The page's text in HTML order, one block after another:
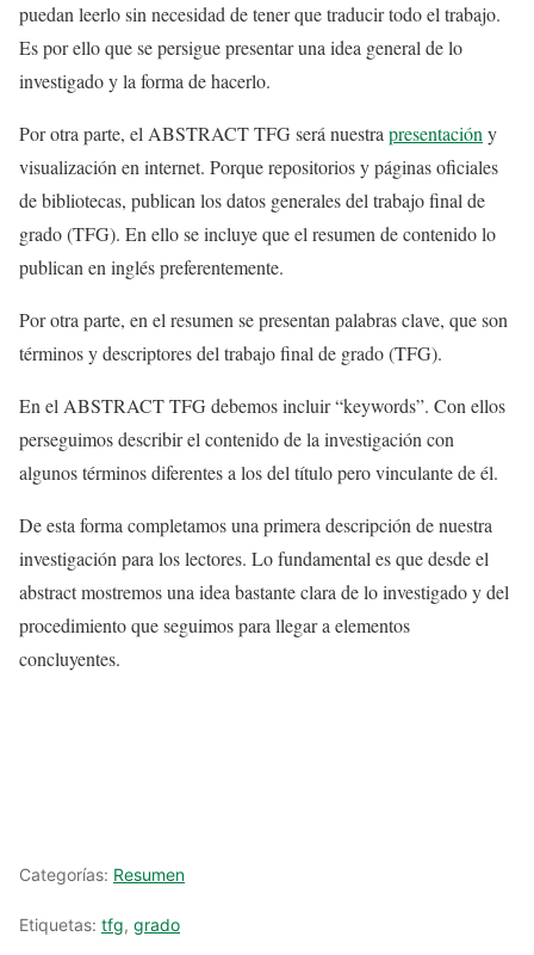
puedan leerlo sin necesidad de tener que traducir todo el trabajo.
Es por ello que se persigue presentar una idea general de lo
investigado y la forma de hacerlo.
Por otra parte, el ABSTRACT TFG será nuestrapresentacióny
visualización en internet. Porque repositorios y páginas oficiales
de bibliotecas, publican los datos generales del trabajo final de
grado (TFG). En ello se incluye que el resumen de contenido lo
publican en inglés preferentemente.
Por otra parte, en el resumen se presentan palabras clave, que son
términos y descriptores del trabajo final de grado (TFG).
En el ABSTRACT TFG debemos incluir “keywords”. Con ellos
perseguimos describir el contenido de la investigación con
algunos términos diferentes a los del título pero vinculante de él.
De esta forma completamos una primera descripción de nuestra
investigación para los lectores. Lo fundamental es que desde el
abstract mostremos una idea bastante clara de lo investigado y del
procedimiento que seguimos para llegar a elementos
concluyentes.
Categorías: Resumen
Etiquetas: tfg, grado